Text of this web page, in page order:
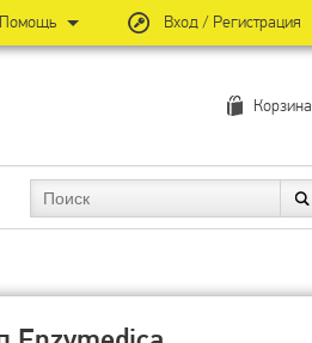
Корзина
Вход / Регистрация
Помощь